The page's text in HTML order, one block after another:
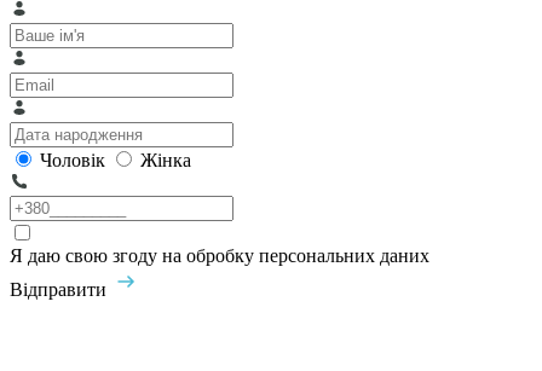
Чоловік Жінка
Я даю свою згоду на обробку персональних даних
Відправити